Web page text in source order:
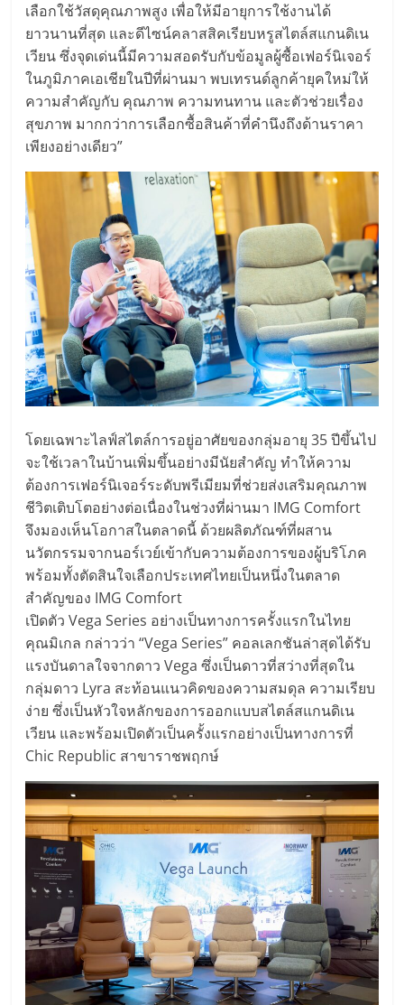
เลือกใช้วัสดุคุณภาพสูง เพื่อให้มีอายุการใช้งานได้
ยาวนานที่สุด และดีไซน์คลาสสิคเรียบหรูสไตล์สแกนดิเน
เวียน ซึ่งจุดเด่นนี้มีความสอดรับกับข้อมูลผู้ซื้อเฟอร์นิเจอร์
ในภูมิภาคเอเชียในปีที่ผ่านมา พบเทรนด์ลูกค้ายุคใหม่ให้
ความสำคัญกับ คุณภาพ ความทนทาน และตัวช่วยเรื่อง
สุขภาพ มากกว่าการเลือกซื้อสินค้าที่คำนึงถึงด้านราคา
เพียงอย่างเดียว”
โดยเฉพาะไลฟ์สไตล์การอยู่อาศัยของกลุ่มอายุ 35 ปีขึ้นไป
จะใช้เวลาในบ้านเพิ่มขึ้นอย่างมีนัยสำคัญ ทำให้ความ
ต้องการเฟอร์นิเจอร์ระดับพรีเมียมที่ช่วยส่งเสริมคุณภาพ
ชีวิตเติบโตอย่างต่อเนื่องในช่วงที่ผ่านมา IMG Comfort
จึงมองเห็นโอกาสในตลาดนี้ ด้วยผลิตภัณฑ์ที่ผสาน
นวัตกรรมจากนอร์เวย์เข้ากับความต้องการของผู้บริโภค
พร้อมทั้งตัดสินใจเลือกประเทศไทยเป็นหนึ่งในตลาด
สำคัญของ IMG Comfort
เปิดตัว Vega Series อย่างเป็นทางการครั้งแรกในไทย
คุณมิเกล กล่าวว่า “Vega Series” คอลเลกชันล่าสุดได้รับ
แรงบันดาลใจจากดาว Vega ซึ่งเป็นดาวที่สว่างที่สุดใน
กลุ่มดาว Lyra สะท้อนแนวคิดของความสมดุล ความเรียบ
ง่าย ซึ่งเป็นหัวใจหลักของการออกแบบสไตล์สแกนดิเน
เวียน และพร้อมเปิดตัวเป็นครั้งแรกอย่างเป็นทางการที่
Chic Republic สาขาราชพฤกษ์